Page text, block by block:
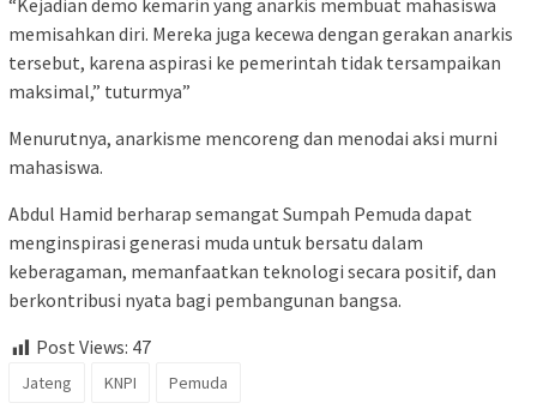
“Kejadian demo kemarin yang anarkis membuat mahasiswa
memisahkan diri. Mereka juga kecewa dengan gerakan anarkis
tersebut, karena aspirasi ke pemerintah tidak tersampaikan
maksimal,” tuturmya”
Menurutnya, anarkisme mencoreng dan menodai aksi murni
mahasiswa.
Abdul Hamid berharap semangat Sumpah Pemuda dapat
menginspirasi generasi muda untuk bersatu dalam
keberagaman, memanfaatkan teknologi secara positif, dan
berkontribusi nyata bagi pembangunan bangsa.
Post Views: 47
Jateng KNPI Pemuda